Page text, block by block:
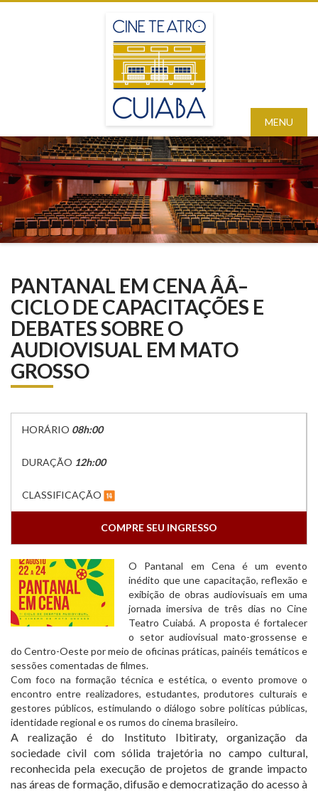
MENU
PANTANAL EM CENA ÂÂ–
CICLO DE CAPACITAÇÕES E
DEBATES SOBRE O
AUDIOVISUAL EM MATO
GROSSO
HORÁRIO 08h:00
DURAÇÃO 12h:00
CLASSIFICAÇÃO
COMPRE SEU INGRESSO
O Pantanal em Cena é um evento
inédito que une capacitação, reflexão e
exibição de obras audiovisuais em uma
jornada imersiva de três dias no Cine
Teatro Cuiabá. A proposta é fortalecer
o setor audiovisual mato-grossense e
do Centro-Oeste por meio de oficinas práticas, painéis temáticos e
sessões comentadas de filmes.
Com foco na formação técnica e estética, o evento promove o
encontro entre realizadores, estudantes, produtores culturais e
gestores públicos, estimulando o diálogo sobre políticas públicas,
identidade regional e os rumos do cinema brasileiro.
A realização é do Instituto Ibitiraty, organização da
sociedade civil com sólida trajetória no campo cultural,
reconhecida pela execução de projetos de grande impacto
nas áreas de formação, difusão e democratização do acesso à